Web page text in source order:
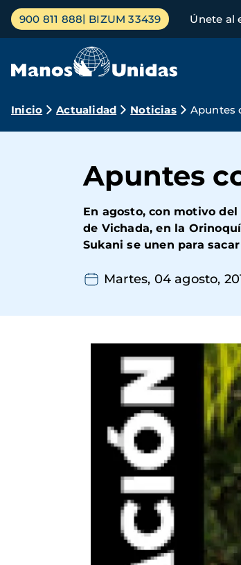
Pasar
contenido
Menú
principal
900 811 888 BIZUM 33439 Únete al
Ruta
navegación
Inicio Actualidad Noticias Apuntes
Apuntes
En agosto, con motivo
de Vichada, en la
Sukani se unen para
Martes, 04 agosto,